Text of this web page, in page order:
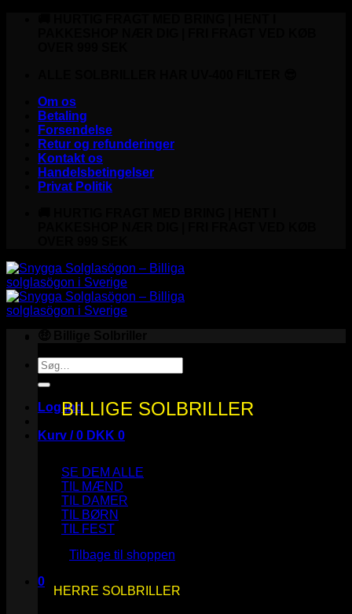
Om os
Betaling
Forsendelse
Retur og refunderinger
Kontakt os
Handelsbetingelser
Privat Politik
Søg
efter:
Log ind
Kurv /0 DKK 0
Ingen varer i kurven.
Tilbage til shoppen
0
Kurv
BILLIGE SOLBRILLER
SE DEM ALLE
TIL MÆND
TIL DAMER
TIL BØRN
TIL FEST
HERRE SOLBRILLER